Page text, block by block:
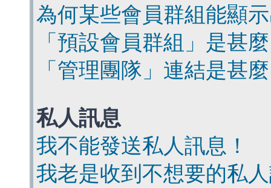
為何某些會員群組能顯
「預設會員群組」是甚
「管理團隊」連結是甚
私人訊息
我不能發送私人訊息！
我老是收到不想要的私